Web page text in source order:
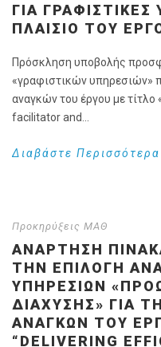
ΓΙΑ
ΠΛΑΙΣΙΟ ΤΟΥ
Πρόσκληση υποβολής
«γραφιστικών υπηρεσιών»
αναγκών του έργου με τίτλο
facilitator and...
Διαβάστε Περισσότερα
Προκηρύξεις ΜΑΘ
ΑΝΑΡΤΗΣΗ
ΤΗΝ ΕΠΙΛΟΓΉ
ΥΠΗΡΕΣΙΏΝ
ΔΙΆΧΥΣΗΣ» ΓΙΑ
ΑΝΑΓΚΏΝ ΤΟΥ
“DELIVERING